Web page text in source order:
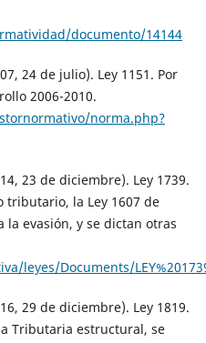
documento/14144
24 de julio). Ley 1151. Por
2006-2010.
norma.php?
23 de diciembre). Ley 1739.
tributario, la Ley 1607 de
la evasión, y se dictan otras
Documents/
29 de diciembre). Ley 1819.
Tributaria estructural, se